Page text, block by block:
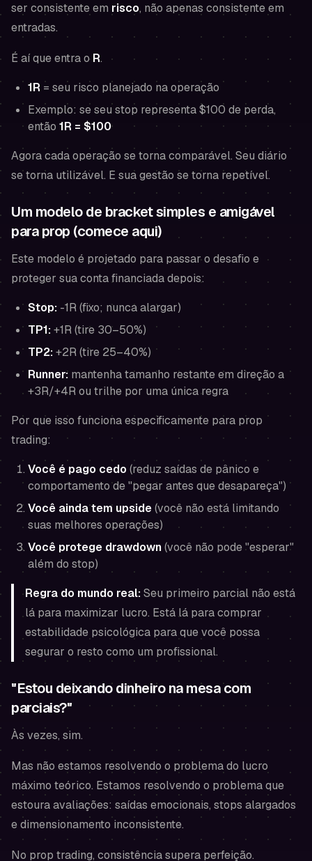
ser consistente em risco, não apenas consistente em
entradas.
É aí que entra oR.
1R = seu risco planejado na operação
Exemplo: se seu stop representa $100 de perda,
então 1R = $100
Agora cada operação se torna comparável. Seu diário
se torna utilizável. E sua gestão se torna repetível.
Um modelo de bracket simples e amigável
para prop (comece aqui)
Este modelo é projetado para passar o desafio e
proteger sua conta financiada depois:
Stop: -1R (fixo; nunca alargar)
TP1:+1R (tire 30–50%)
TP2:+2R (tire 25–40%)
Runner: mantenha tamanho restante em direção a
+3R/+4Rou trilhe por uma única regra
Por que isso funciona especificamente para prop
trading:
Você é pago cedo(reduz saídas de pânico e
comportamento de "pegar antes que desapareça")
Você ainda tem upside(você não está limitando
suas melhores operações)
Você protege drawdown(você não pode "esperar"
além do stop)
Regra do mundo real:Seu primeiro parcial não está
lá para maximizar lucro. Está lá para comprar
estabilidade psicológica para que você possa
segurar o resto como um profissional.
"Estou deixando dinheiro na mesa com
parciais?"
Às vezes, sim.
Mas não estamos resolvendo o problema do lucro
máximo teórico. Estamos resolvendo o problema que
estoura avaliações: saídas emocionais, stops alargados
e dimensionamento inconsistente.
No prop trading, consistência supera perfeição.